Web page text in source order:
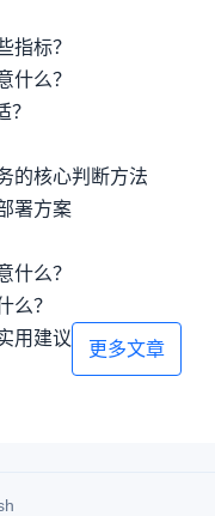
指标？
什么？
的核心判断方法
署方案
什么？
么？
用建议
更多文章